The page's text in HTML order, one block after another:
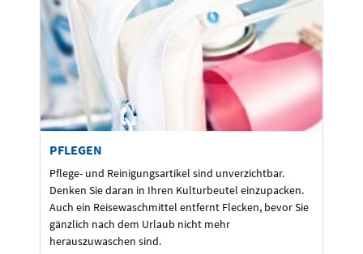
PFLEGEN
Pflege- und Reinigungsartikel sind unverzichtbar.
Denken Sie daran in Ihren Kulturbeutel einzupacken.
Auch ein Reisewaschmittel entfernt Flecken, bevor Sie
gänzlich nach dem Urlaub nicht mehr
herauszuwaschen sind.